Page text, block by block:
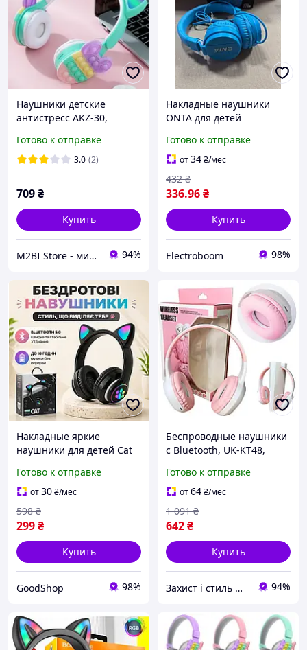
Наушники детские
антистресс AKZ-30,
POP IT, Накладные
наушники для детей
Готово к отправке
3.0 (2)
709₴
Купить
M2BI Store - мир техники и аксессуаров 94%
Накладные наушники
ONTA для детей
Готово к отправке
от34₴/мес
336.96₴
432 ₴
Купить
Electroboom 98%
Накладные яркие
наушники для детей Cat
микрофоном с
регулировкой громкости
для компьютера и
ноутбука
Готово к отправке
от30₴/мес
299₴
598 ₴
Купить
GoodShop 98%
Беспроводные наушники
с Bluetooth, UK-KT48,
наушники для детей /
Наушники с микрофоном/
mega
Готово к отправке
от64₴/мес
642₴
1 091 ₴
Купить
Захист і стиль — в одному магазині 94%